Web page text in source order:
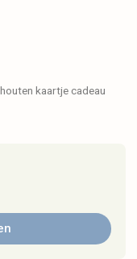
kaartje cadeau